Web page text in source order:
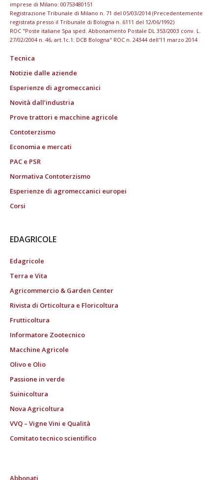
imprese di Milano: 00753480151
Registrazione Tribunale di Milano n. 71 del 05/03/2014 (Precedentemente
registrata presso il Tribunale di Bologna n. 6111 del 12/06/1992)
ROC "Poste italiane Spa sped. Abbonamento Postale DL 353/2003 conv. L.
27/02/2004 n. 46, art.1c.1: DCB Bologna" ROC n. 24344 dell'11 marzo 2014
Tecnica
Notizie dalle aziende
Esperienze di agromeccanici
Novità dall’industria
Prove trattori e macchine agricole
Contoterzismo
Economia e mercati
PAC e PSR
Normativa Contoterzismo
Esperienze di agromeccanici europei
Corsi
EDAGRICOLE
Edagricole
Terra e Vita
Agricommercio & Garden Center
Rivista di Orticoltura e Floricoltura
Frutticoltura
Informatore Zootecnico
Macchine Agricole
Olivo e Olio
Passione in verde
Suinicoltura
Nova Agricoltura
VVQ – Vigne Vini e Qualità
Comitato tecnico scientifico
Abbonati